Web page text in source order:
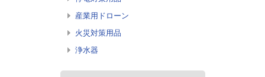
産業用ドローン
火災対策用品
浄水器